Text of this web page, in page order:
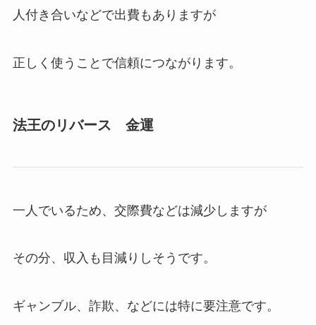
人付き合いなどで出費もありますが
正しく使うことで信頼につながります。
法王のリバース 金運
一人でいるため、交際費などは減少しますが
その分、収入も目減りしそうです。
ギャンブル、詐欺、などには特に要注意です。